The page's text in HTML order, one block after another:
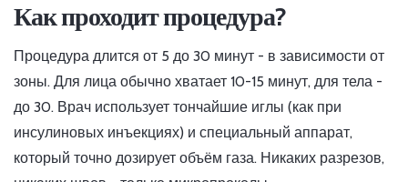
Как проходит процедура?
Процедура длится от 5 до 30 минут - в зависимости от
зоны. Для лица обычно хватает 10-15 минут, для тела -
до 30. Врач использует тончайшие иглы (как при
инсулиновых инъекциях) и специальный аппарат,
который точно дозирует объём газа. Никаких разрезов,